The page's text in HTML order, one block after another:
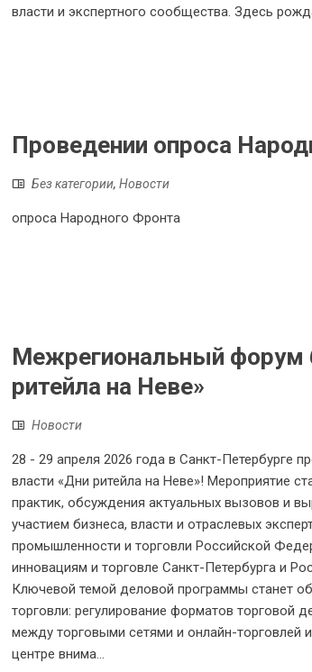
власти и экспертного сообщества. Здесь
Проведении опроса
Без категории, Новости
опроса Народного Фронта
Межрегиональный форум
ритейла на Неве»
Новости
28 - 29 апреля 2026 года в Санкт-Петербурге
власти «Дни ритейла на Неве»! Мероприятие
практик, обсуждения актуальных вызовов и
участием бизнеса, власти и отраслевых
промышленности и торговли Российской
инновациям и торговле Санкт-Петербурга и
Ключевой темой деловой программы станет
торговли: регулирование форматов торговой
между торговыми сетями и онлайн-торговлей
центре внима...